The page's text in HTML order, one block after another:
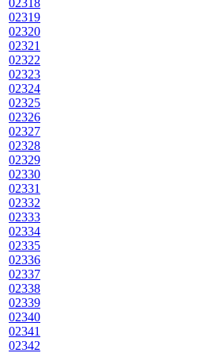
02318
02319
02320
02321
02322
02323
02324
02325
02326
02327
02328
02329
02330
02331
02332
02333
02334
02335
02336
02337
02338
02339
02340
02341
02342